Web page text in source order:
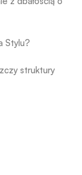
Stylu?
struktury